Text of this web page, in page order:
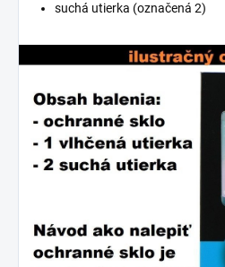
suchá utierka (označená 2)